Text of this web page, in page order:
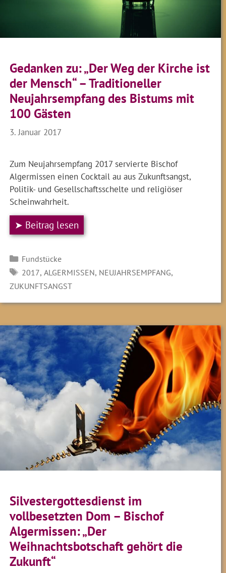
Gedanken zu: „Der Weg der Kirche ist
der Mensch“ – Traditioneller
Neujahrsempfang des Bistums mit
100 Gästen
3. Januar 2017
Zum Neujahrsempfang 2017 servierte Bischof
Algermissen einen Cocktail au aus Zukunftsangst,
Politik- und Gesellschaftsschelte und religiöser
Scheinwahrheit.
➤ Beitrag lesen
Kategorien
Fundstücke
SCHLAGWÖRTER
2017, ALGERMISSEN, NEUJAHRSEMPFANG,
ZUKUNFTSANGST
Silvestergottesdienst im
vollbesetzten Dom – Bischof
Algermissen: „Der
Weihnachtsbotschaft gehört die
Zukunft“